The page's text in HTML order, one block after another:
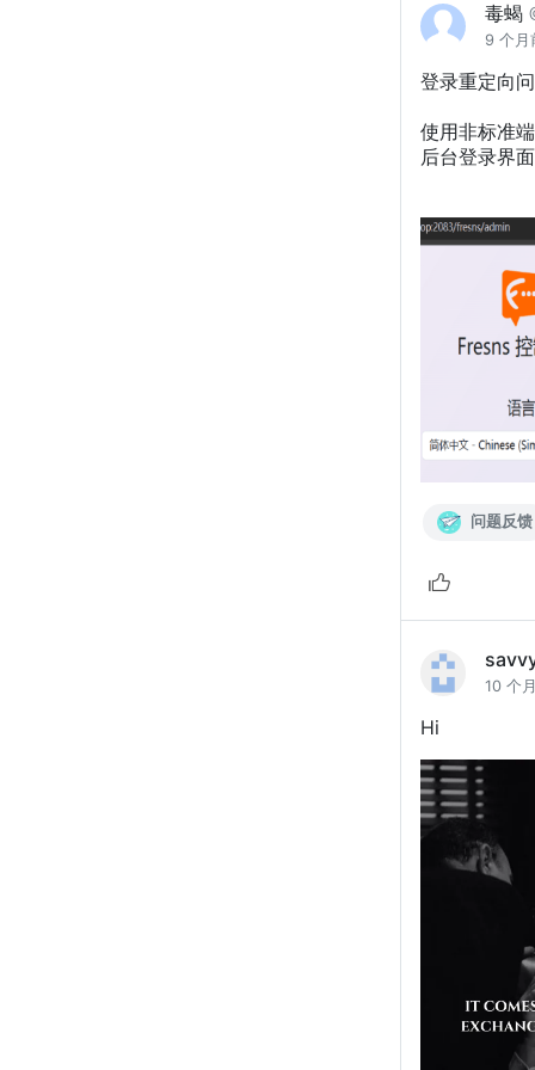
毒蝎
9 个月
登录重定向
使用非标准
后台登录界
问题反馈
10 个
Hi